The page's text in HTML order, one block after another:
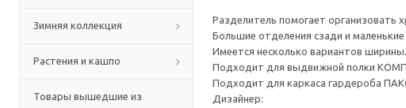
Зимняя коллекция
Растения и кашпо
Товары вышедшие из
Разделитель помогает организовать
Большие отделения сзади и
Имеется несколько вариантов ширины.
Подходит для выдвижной полки
Подходит для каркаса гардероба
Дизайнер: